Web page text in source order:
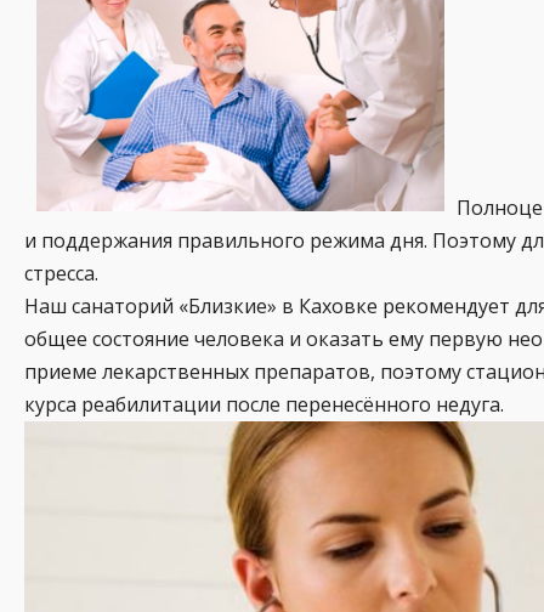
и поддержания правильного режима дня. Поэтому
стресса.
Наш санаторий «Близкие» в Каховке рекомендует
общее состояние человека и оказать ему первую
приеме лекарственных препаратов, поэтому
курса реабилитации после перенесённого недуга.